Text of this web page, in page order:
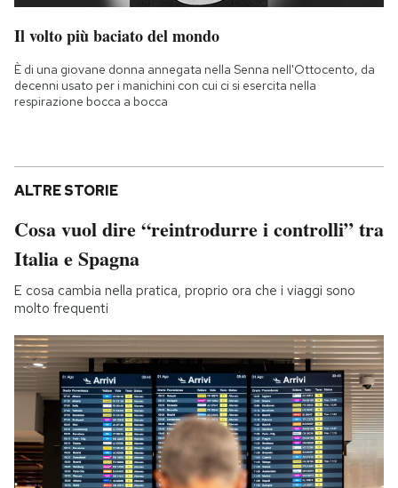
Il volto più baciato del mondo
È di una giovane donna annegata nella Senna nell'Ottocento, da
decenni usato per i manichini con cui ci si esercita nella
respirazione bocca a bocca
ALTRE STORIE
Cosa vuol dire “reintrodurre i controlli” tra
Italia e Spagna
E cosa cambia nella pratica, proprio ora che i viaggi sono
molto frequenti